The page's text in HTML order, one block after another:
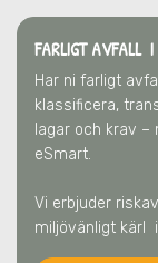
FARLIGT AVFALL I
Har ni farligt
klassificera,
lagar och krav
eSmart.
Vi erbjuder
miljövänligt kärl